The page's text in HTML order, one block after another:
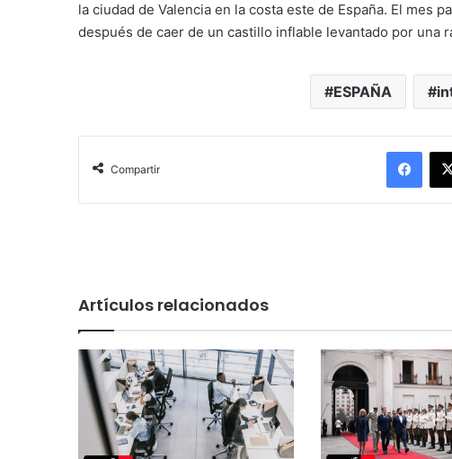
la ciudad de Valencia en la costa este de España. El mes
después de caer de un castillo inflable levantado por una
ESPAÑA
Compartir
Artículos relacionados